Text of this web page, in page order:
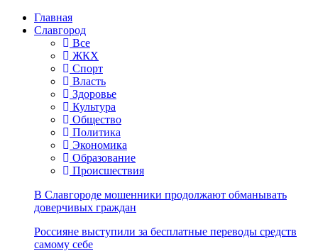
Главная
Славгород
Все
ЖКХ
Спорт
Власть
Здоровье
Культура
Общество
Политика
Экономика
Образование
Происшествия
В Славгороде мошенники продолжают обманывать
доверчивых граждан
Россияне выступили за бесплатные переводы средств
самому себе